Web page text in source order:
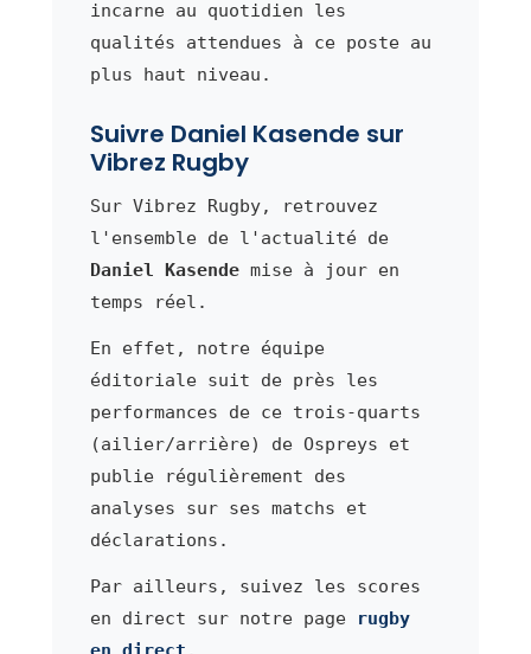
incarne au quotidien les
qualités attendues à ce poste au
plus haut niveau.
Suivre Daniel Kasende sur
Vibrez Rugby
Sur Vibrez Rugby, retrouvez
l'ensemble de l'actualité de
Daniel Kasendemise à jour en
temps réel.
En effet, notre équipe
éditoriale suit de près les
performances de ce trois-quarts
(ailier/arrière) de Ospreys et
publie régulièrement des
analyses sur ses matchs et
déclarations.
Par ailleurs, suivez les scores
en direct sur notre page
rugby